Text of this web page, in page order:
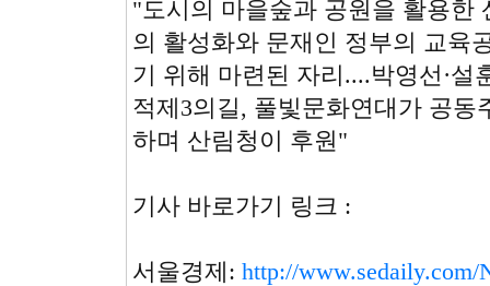
"도시의 마을숲과 공원을 활용한
의 활성화와 문재인 정부의 교육
기 위해 마련된 자리....박영선·설
적제3의길, 풀빛문화연대가 공
하며 산림청이 후원"
기사 바로가기 링크 :
서울경제: http://